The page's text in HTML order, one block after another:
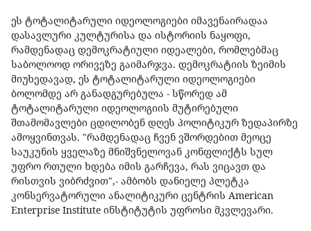
ეს ტოტალიტარული იდეოლოგიები იმავენაირადაა
დასავლური კულტურისა და ისტორიის ნაყოფი,
რამდენადაც დემოკრატიული იდეალები, რომლებმაც
საბოლოოდ ორივეზე გაიმარჯვა. დემოკრატიის ზეიმის
მიუხედავად, ეს ტოტალიტარული იდეოლოგიები
ბოლომდე არ განადგურებულა - სწორედ ამ
ტოტალიტარული იდეოლოგიის მუტირებული
შთამომავლები ცდილობენ დღეს პოლიტიკურ ზედაპირზე
ამოყვინთვას. "რამდენადაც ჩვენ ვშორდებით მეოცე
საუკუნის ყველაზე მნიშვნელოვან კონფლიქტს სულ
უფრო რთული ხდება იმის გარჩევა, რას ვიცავთ და
რისთვის ვიბრძვით",- ამბობს დანიელე პლეტკა
კონსერვატორული ანალიტიკური ცენტრის American
Enterprise Institute ინსტიტუტის უფროსი მკვლევარი.